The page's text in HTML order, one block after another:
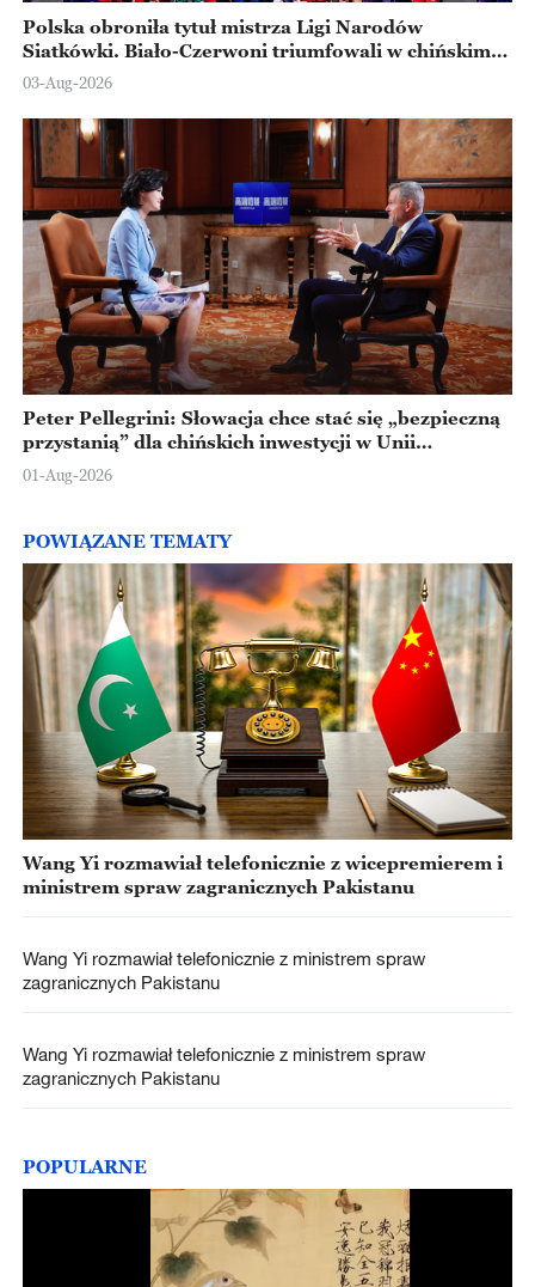
Polska obroniła tytuł mistrza Ligi Narodów
Siatkówki. Biało-Czerwoni triumfowali w chińskim
Ningbo
03-Aug-2026
Peter Pellegrini: Słowacja chce stać się „bezpieczną
przystanią” dla chińskich inwestycji w Unii
Europejskiej
01-Aug-2026
POWIĄZANE TEMATY
Wang Yi rozmawiał telefonicznie z wicepremierem i
ministrem spraw zagranicznych Pakistanu
Wang Yi rozmawiał telefonicznie z ministrem spraw
zagranicznych Pakistanu
Wang Yi rozmawiał telefonicznie z ministrem spraw
zagranicznych Pakistanu
POPULARNE